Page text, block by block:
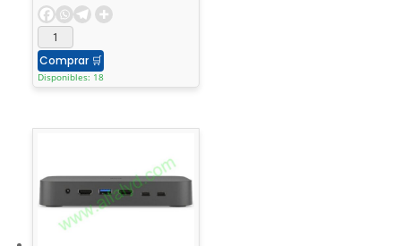
Comprar 🛒
Disponibles: 18